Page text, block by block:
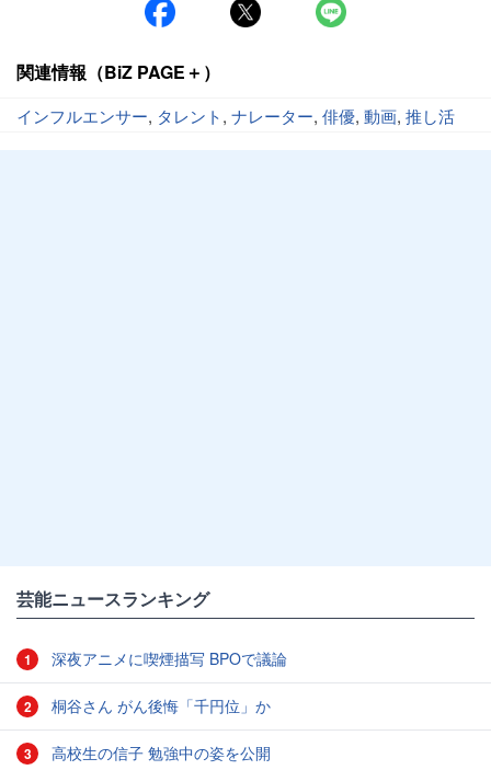
関連情報（BiZ PAGE＋）
インフルエンサー, タレント, ナレーター, 俳優, 動画, 推し活
芸能ニュースランキング
1 深夜アニメに喫煙描写 BPOで議論
2 桐谷さん がん後悔「千円位」か
3 高校生の信子 勉強中の姿を公開